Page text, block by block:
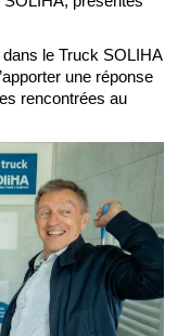
le Truck SOLIHA
une réponse
rencontrées au